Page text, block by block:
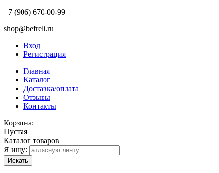
+7 (906) 670-00-99
shop@befreli.ru
Вход
Регистрация
Главная
Каталог
Доставка/оплата
Отзывы
Контакты
Корзина:
Пустая
Каталог товаров
Я ищу:
Искать